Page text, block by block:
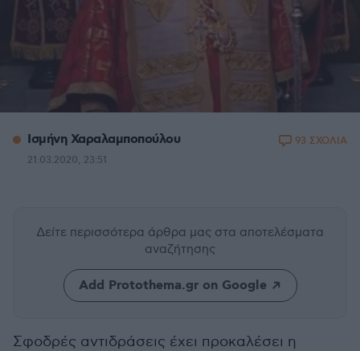
Ισμήνη Χαραλαμποπούλου
21.03.2020, 23:51
93 ΣΧΟΛΙΑ
Δείτε περισσότερα άρθρα μας στα αποτελέσματα
αναζήτησης
Add Protothema.gr on Google
Σφοδρές αντιδράσεις έχει προκαλέσει η